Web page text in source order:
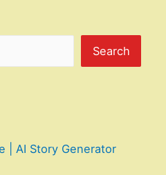
Search
| AI Story Generator